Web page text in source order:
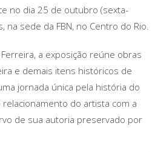
no dia 25 de outubro (sexta-
sede da FBN, no Centro do Rio.
a exposição reúne obras
e demais itens históricos de
jornada única pela história do
do artista com a
de sua autoria preservado por